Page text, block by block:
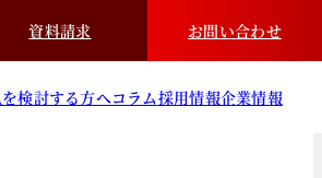
資料請求 お問い合わせ
検討する方へコラム採用情報企業情報